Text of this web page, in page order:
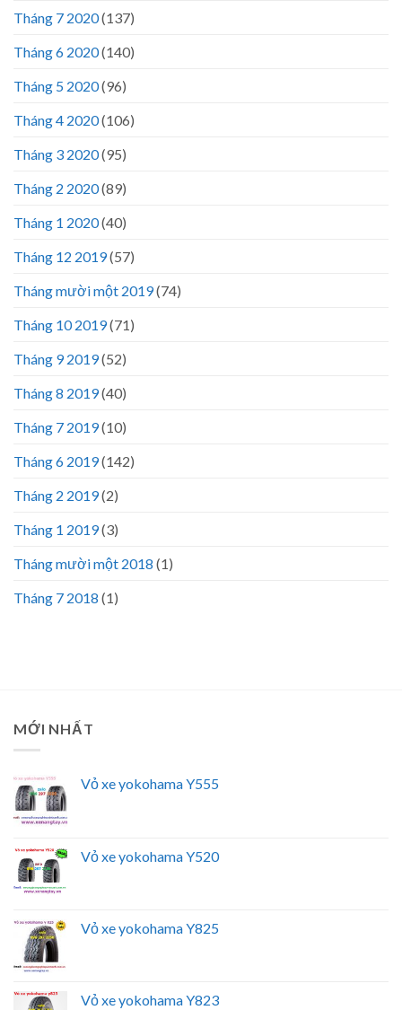
Tháng 7 2020(137)
Tháng 6 2020(140)
Tháng 5 2020(96)
Tháng 4 2020(106)
Tháng 3 2020(95)
Tháng 2 2020(89)
Tháng 1 2020(40)
Tháng 12 2019(57)
Tháng mười một 2019(74)
Tháng 10 2019(71)
Tháng 9 2019(52)
Tháng 8 2019(40)
Tháng 7 2019(10)
Tháng 6 2019(142)
Tháng 2 2019(2)
Tháng 1 2019(3)
Tháng mười một 2018 (1)
Tháng 7 2018 (1)
MỚI NHẤT
Vỏ xe yokohama Y555
Vỏ xe yokohama Y520
Vỏ xe yokohama Y825
Vỏ xe yokohama Y823